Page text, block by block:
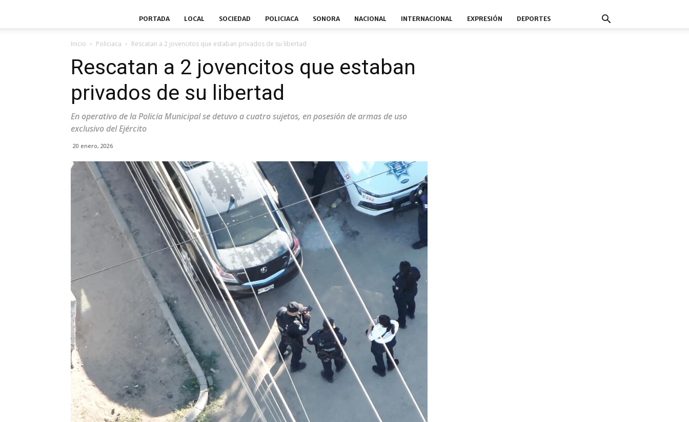
PORTADA LOCAL SOCIEDAD POLICIACA SONORA NACIONAL INTERNACIONAL EXPRESIÓN DEPORTES
Inicio Policiaca Rescatan a 2 jovencitos que estaban privados de su libertad
Rescatan a 2 jovencitos que estaban
privados de su libertad
En operativo de la Policía Municipal se detuvo a cuatro sujetos, en posesión de armas de uso
exclusivo del Ejército
20 enero, 2026